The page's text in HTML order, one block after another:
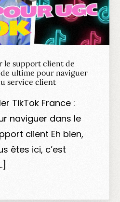
le support client de
ultime pour naviguer
service client
TikTok France :
naviguer dans le
client Eh bien,
êtes ici, c’est